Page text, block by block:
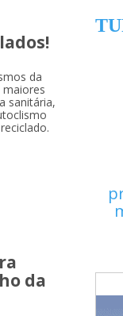
da
maiores
sanitária,
da